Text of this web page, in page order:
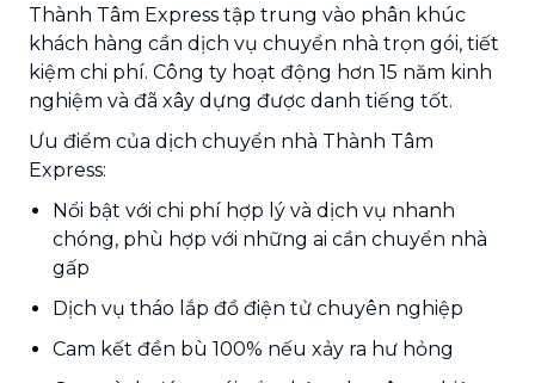
Thành Tâm Express tập trung vào phân khúc
khách hàng cần dịch vụ chuyển nhà trọn gói, tiết
kiệm chi phí. Công ty hoạt động hơn 15 năm kinh
nghiệm và đã xây dựng được danh tiếng tốt.
Ưu điểm của dịch chuyển nhà Thành Tâm
Express:
Nổi bật với chi phí hợp lý và dịch vụ nhanh
chóng, phù hợp với những ai cần chuyển nhà
gấp
Dịch vụ tháo lắp đồ điện tử chuyên nghiệp
Cam kết đền bù 100% nếu xảy ra hư hỏng